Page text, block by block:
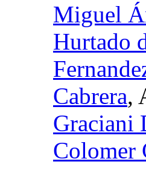
Miguel
Hurtado
Cabrera,
Graciani
Colomer